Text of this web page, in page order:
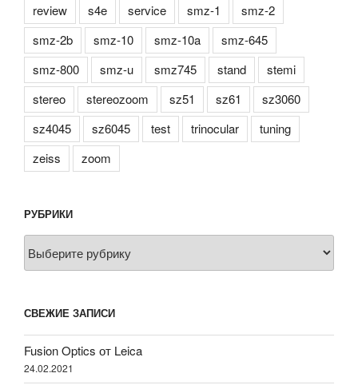
review
s4e service smz-1
smz-2
smz-2b
smz-10 smz-10a
smz-645
smz-800
smz-u smz745 stand
stemi
stereo
stereozoom sz51 sz61
sz3060
sz4045
sz6045 test trinocular
tuning
zeiss
zoom
РУБРИКИ
СВЕЖИЕ ЗАПИСИ
Fusion Optics от Leica
24.02.2021